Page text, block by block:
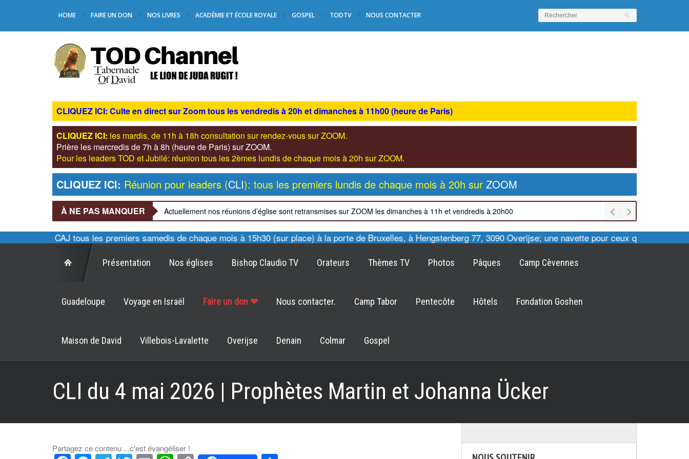
HOME FAIRE UN DON NOS LIVRES ACADÉMIE ET ÉCOLE ROYALE GOSPEL TODTV NOUS CONTACTER
CLIQUEZ ICI: Culte en direct sur Zoom tous les vendredis à 20h et dimanches à 11h00 (heure de Paris)
CLIQUEZ ICI: les mardis, de 11h à 18h consultation sur rendez-vous sur ZOOM.
Prière les mercredis de 7h à 8h (heure de Paris) sur ZOOM.
Pour les leaders TOD et Jubilé: réunion tous les 2èmes lundis de chaque mois à 20h sur ZOOM.
CLIQUEZ ICI: Réunion pour leaders (CLI): tous les premiers lundis de chaque mois à 20h sur ZOOM
À NE PAS MANQUER Actuellement nos réunions d’église sont retransmises sur ZOOM les dimanches à 11h et vendredis à 20h00
des CAJ tous les premiers samedis de chaque mois à 15h30 (sur place) à la porte de Bruxelles, à Hengstenberg 77, 3090 Overijse; une navette pour ceux qui le
Présentation Nos églises Bishop Claudio TV Orateurs Thèmes TV Photos Pâques Camp Cèvennes
Guadeloupe Voyage en Israël Faire un don ❤ Nous contacter. Camp Tabor Pentecôte Hôtels Fondation Goshen
Maison de David Villebois-Lavalette Overijse Denain Colmar Gospel
CLI du 4 mai 2026 | Prophètes Martin et Johanna Ücker
Partagez ce contenu ...c'est évangéliser !